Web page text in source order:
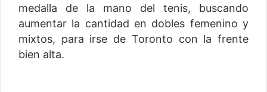
medalla de la mano del tenis, buscando
aumentar la cantidad en dobles femenino y
mixtos, para irse de Toronto con la frente
bien alta.